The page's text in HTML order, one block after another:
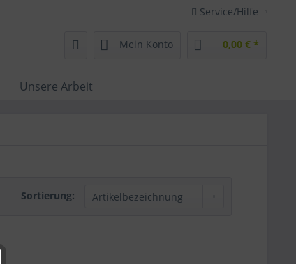
Service/Hilfe
Mein Konto 0,00 € *
Unsere Arbeit
Sortierung: